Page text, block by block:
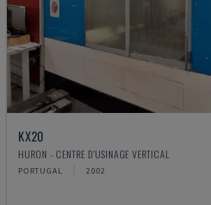
KX20
HURON - CENTRE D'USINAGE VERTICAL
PORTUGAL 2002